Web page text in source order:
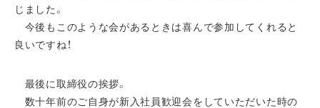
じました。
今後もこのような会があるときは喜んで参加してくれると
良いですね！
最後に取締役の挨拶。
数十年前のご自身が新入社員歓迎会をしていただいた時の